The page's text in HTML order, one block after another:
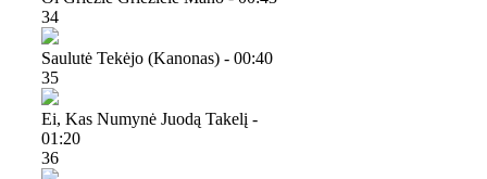
34
Saulutė Tekėjo (kanonas) - 00:40
35
Ei, Kas Numynė Juodą Takelį -
01:20
36